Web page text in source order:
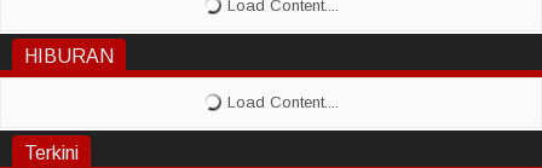
HIBURAN
Terkini